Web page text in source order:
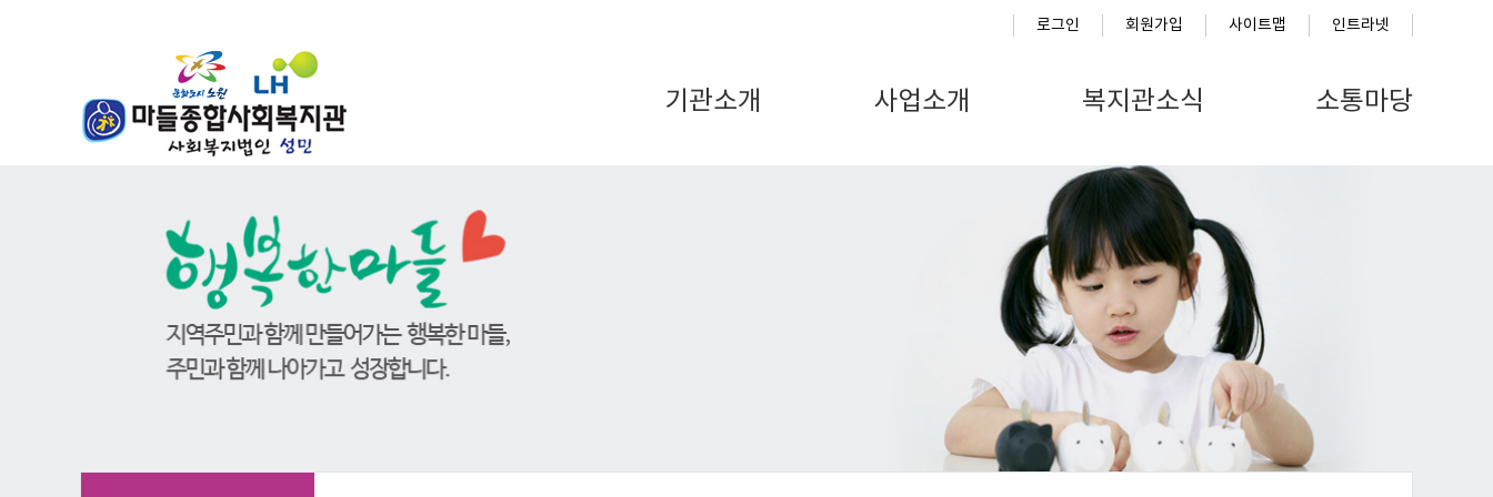
로그인 회원가입 사이트맵 인트라넷
기관소개 사업소개 복지관소식 소통마당